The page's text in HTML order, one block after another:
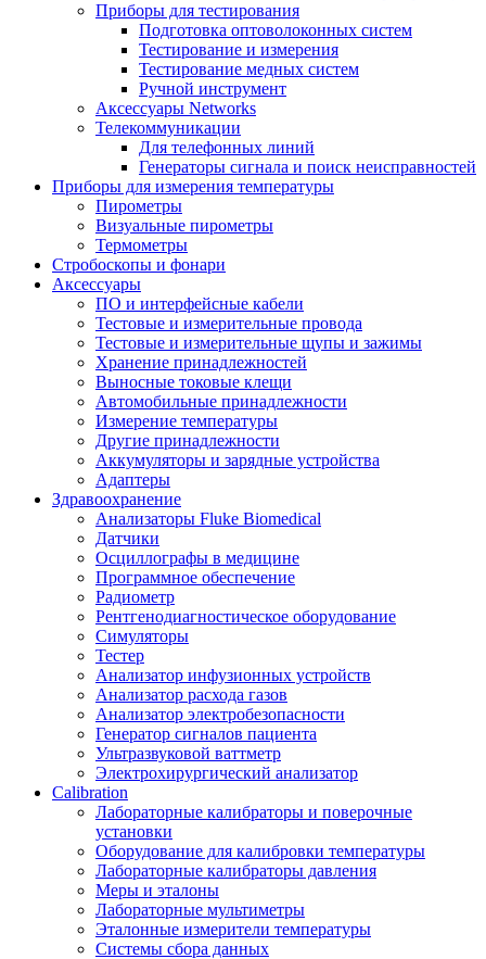
Приборы для тестирования
Подготовка оптоволоконных систем
Тестирование и измерения
Тестирование медных систем
Ручной инструмент
Аксессуары Networks
Телекоммуникации
Для телефонных линий
Генераторы сигнала и поиск неисправностей
Приборы для измерения температуры
Пирометры
Визуальные пирометры
Термометры
Стробоскопы и фонари
Аксессуары
ПО и интерфейсные кабели
Тестовые и измерительные провода
Тестовые и измерительные щупы и зажимы
Хранение принадлежностей
Выносные токовые клещи
Автомобильные принадлежности
Измерение температуры
Другие принадлежности
Аккумуляторы и зарядные устройства
Адаптеры
Здравоохранение
Анализаторы Fluke Biomedical
Датчики
Осциллографы в медицине
Программное обеспечение
Радиометр
Рентгенодиагностическое оборудование
Симуляторы
Тестер
Анализатор инфузионных устройств
Анализатор расхода газов
Анализатор электробезопасности
Генератор сигналов пациента
Ультразвуковой ваттметр
Электрохирургический анализатор
Calibration
Лабораторные калибраторы и поверочные
установки
Оборудование для калибровки температуры
Лабораторные калибраторы давления
Меры и эталоны
Лабораторные мультиметры
Эталонные измерители температуры
Системы сбора данных